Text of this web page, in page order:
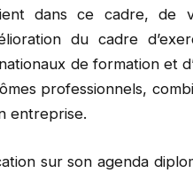
dans ce cadre, de
du cadre
de formation et
professionnels,
entreprise.
sur son agenda